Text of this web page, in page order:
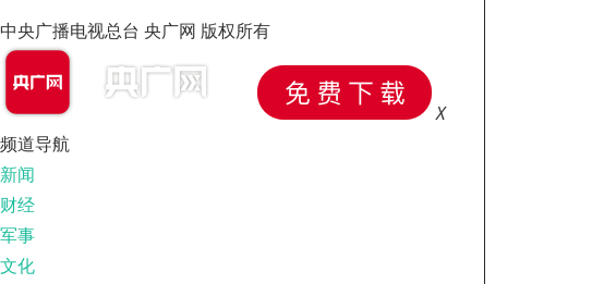
中央广播电视总台 央广网 版权所有
X
频道导航
新闻
财经
军事
文化